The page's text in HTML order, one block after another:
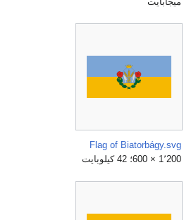
Flag of Biatorbágy.svg
1٬200 × 600؛ 42 كيلوبايت